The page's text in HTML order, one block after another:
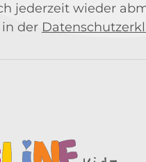
jederzeit wieder
der